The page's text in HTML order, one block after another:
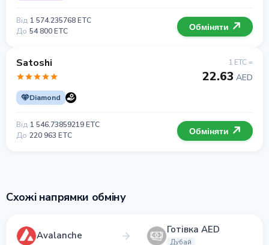
Від 1 574.235768 ETC
До 54 800 ETC Обміняти
Satoshi
Diamond
1 ETC =
22.63 AED
Від 1 546.73859219 ETC
До 220 963 ETC Обміняти
Схожі напрямки обміну
Avalanche Готівка AED
Дубай